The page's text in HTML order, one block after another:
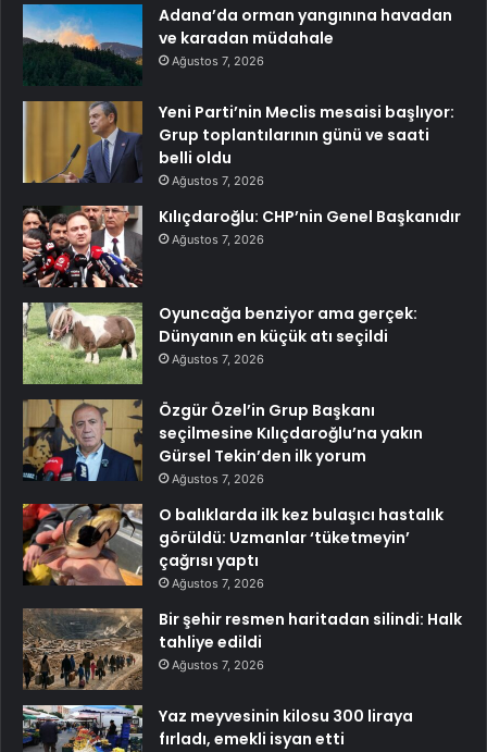
Adana’da orman yangınına havadan
ve karadan müdahale
Ağustos 7, 2026
Yeni Parti’nin Meclis mesaisi başlıyor:
Grup toplantılarının günü ve saati
belli oldu
Ağustos 7, 2026
Kılıçdaroğlu: CHP’nin Genel Başkanıdır
Ağustos 7, 2026
Oyuncağa benziyor ama gerçek:
Dünyanın en küçük atı seçildi
Ağustos 7, 2026
Özgür Özel’in Grup Başkanı
seçilmesine Kılıçdaroğlu’na yakın
Gürsel Tekin’den ilk yorum
Ağustos 7, 2026
O balıklarda ilk kez bulaşıcı hastalık
görüldü: Uzmanlar ‘tüketmeyin’
çağrısı yaptı
Ağustos 7, 2026
Bir şehir resmen haritadan silindi: Halk
tahliye edildi
Ağustos 7, 2026
Yaz meyvesinin kilosu 300 liraya
fırladı, emekli isyan etti